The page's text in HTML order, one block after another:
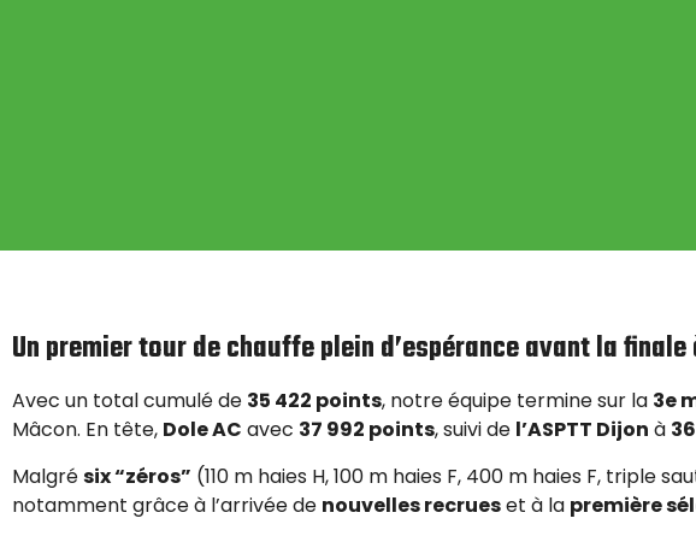
Un premier tour de chauffe plein d’espérance avant la
Avec un total cumulé de 35 422 points, notre équipe termine sur la 3e
Mâcon. En tête, Dole AC avec 37 992 points, suivi de l’ASPTT Dijon à
Malgrésix “zéros” (110 m haies H, 100 m haies F, 400 m haies F, triple
notamment grâce à l’arrivée de nouvelles recrueset à la première